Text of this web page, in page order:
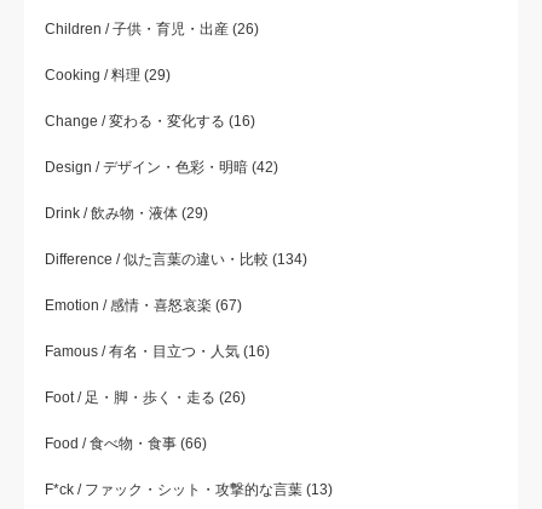
Children / 子供・育児・出産 (26)
Cooking / 料理 (29)
Change / 変わる・変化する (16)
Design / デザイン・色彩・明暗 (42)
Drink / 飲み物・液体 (29)
Difference / 似た言葉の違い・比較 (134)
Emotion / 感情・喜怒哀楽 (67)
Famous / 有名・目立つ・人気 (16)
Foot / 足・脚・歩く・走る (26)
Food / 食べ物・食事 (66)
F*ck / ファック・シット・攻撃的な言葉 (13)